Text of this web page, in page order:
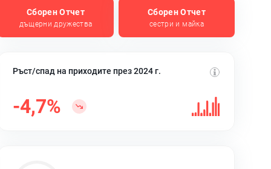
Сборен Отчет
дъщерни дружества
Сборен Отчет
сестри и майка
Ръст/спад на приходите през 2024 г.
-4,7%